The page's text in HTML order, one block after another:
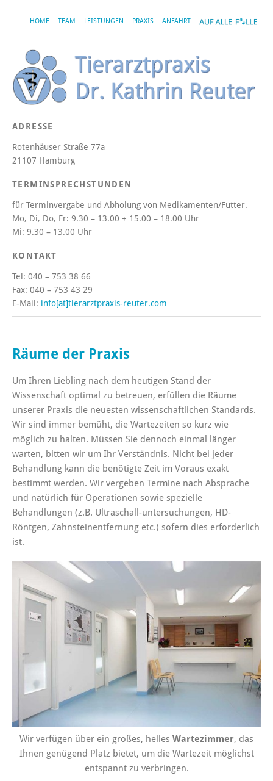
HOME TEAM LEISTUNGEN PRAXIS ANFAHRT
ADRESSE
Rotenhäuser Straße 77a
21107 Hamburg
TERMINSPRECHSTUNDEN
für Terminvergabe und Abholung von Medikamenten/Futter.
Mo, Di, Do, Fr: 9.30 – 13.00 + 15.00 – 18.00 Uhr
Mi: 9.30 – 13.00 Uhr
KONTAKT
Tel: 040 – 753 38 66
Fax: 040 – 753 43 29
E-Mail: info[at]tierarztpraxis-reuter.com
Räume der Praxis
Um Ihren Liebling nach dem heutigen Stand der
Wissenschaft optimal zu betreuen, erfüllen die Räume
unserer Praxis die neuesten wissenschaftlichen Standards.
Wir sind immer bemüht, die Wartezeiten so kurz wie
möglich zu halten. Müssen Sie dennoch einmal länger
warten, bitten wir um Ihr Verständnis. Nicht bei jeder
Behandlung kann die benötigte Zeit im Voraus exakt
bestimmt werden. Wir vergeben Termine nach Absprache
und natürlich für Operationen sowie spezielle
Behandlungen (z.B. Ultraschall-untersuchungen, HD-
Röntgen, Zahnsteinentfernung etc.) sofern dies erforderlich
ist.
Wir verfügen über ein großes, helles Wartezimmer, das
Ihnen genügend Platz bietet, um die Wartezeit möglichst
entspannt zu verbringen.